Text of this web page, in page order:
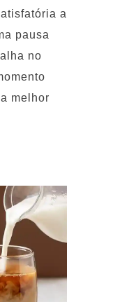
pausa
no
melhor